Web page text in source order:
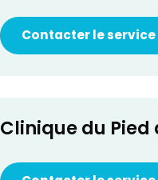
Contacter le service
Clinique du